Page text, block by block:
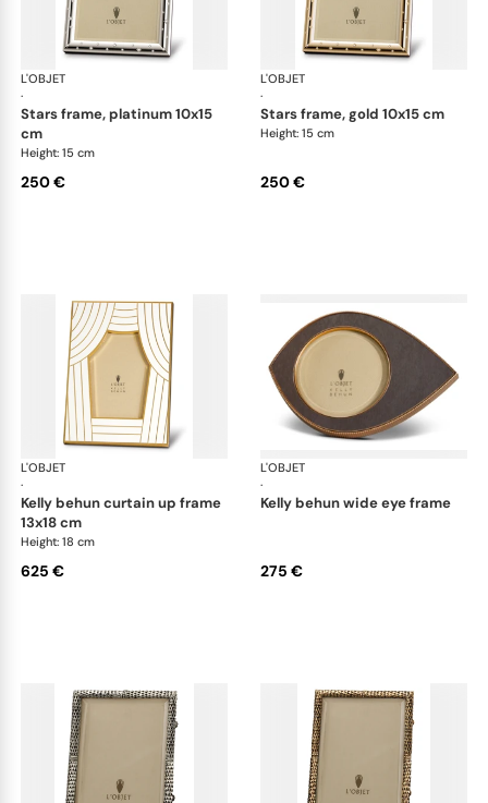
L'OBJET
·
Picture Frames
stars frame, platinum 10x15
cm
Height: 15 cm
250 €
L'OBJET
·
stars frame, gold 10x15 cm
Height: 15 cm
250 €
L'OBJET
·
Picture Frames
kelly behun curtain up frame
13x18 cm
Height: 18 cm
625 €
L'OBJET
·
kelly behun wide eye frame
275 €